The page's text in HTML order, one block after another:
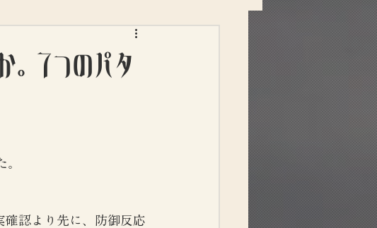
。7つのパタ
確認より先に、防御反応